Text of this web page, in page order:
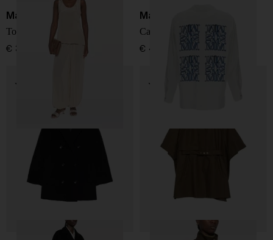
Max Mara
Top in seta
€ 350,00
Max Mara
Camicia in seta con logo
€ 450,00